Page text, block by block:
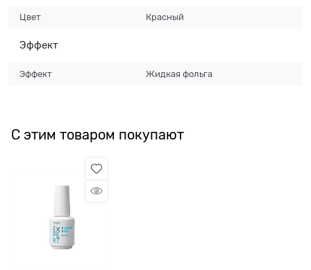
Цвет Красный
Эффект
Эффект Жидкая фольга
С этим товаром покупают